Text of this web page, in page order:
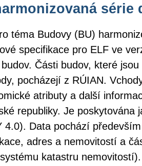
série
téma Budovy (BU)
specifikace pro ELF ve
Části budov, které
pocházejí z RÚIAN.
atributy a další
republiky. Je poskytována
4.0). Data pochází
adres a nemovitostí a
katastru